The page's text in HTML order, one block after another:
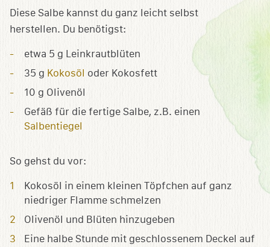
Diese Salbe kannst du ganz leicht selbst
herstellen. Du benötigst:
etwa 5 g Leinkrautblüten
35 g Kokosöl oder Kokosfett
10 g Olivenöl
Gefäß für die fertige Salbe, z.B. einen
Salbentiegel
So gehst du vor:
Kokosöl in einem kleinen Töpfchen auf ganz
niedriger Flamme schmelzen
Olivenöl und Blüten hinzugeben
Eine halbe Stunde mit geschlossenem Deckel auf